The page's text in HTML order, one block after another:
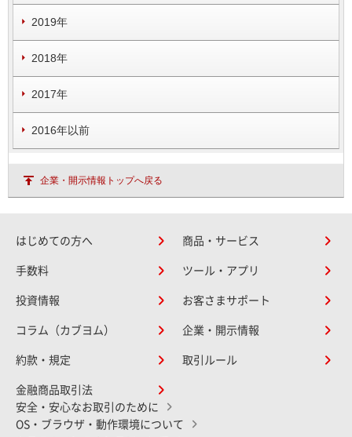
2019年
2018年
2017年
2016年以前
企業・開示情報トップへ戻る
はじめての方へ 商品・サービス
手数料 ツール・アプリ
投資情報 お客さまサポート
コラム（カブヨム） 企業・開示情報
約款・規定 取引ルール
金融商品取引法
安全・安心なお取引のために
OS・ブラウザ・動作環境について